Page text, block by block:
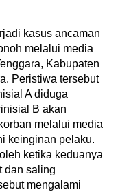
kasus ancaman
melalui media
Kabupaten
Peristiwa tersebut
A diduga
B akan
melalui media
keinginan pelaku.
ketika keduanya
dan saling
mengalami